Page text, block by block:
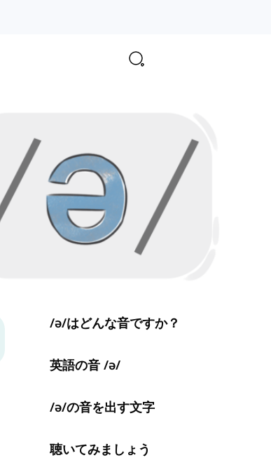
/ə/はどんな音ですか？
英語の音 /ə/
/ə/の音を出す文字
聴いてみましょう